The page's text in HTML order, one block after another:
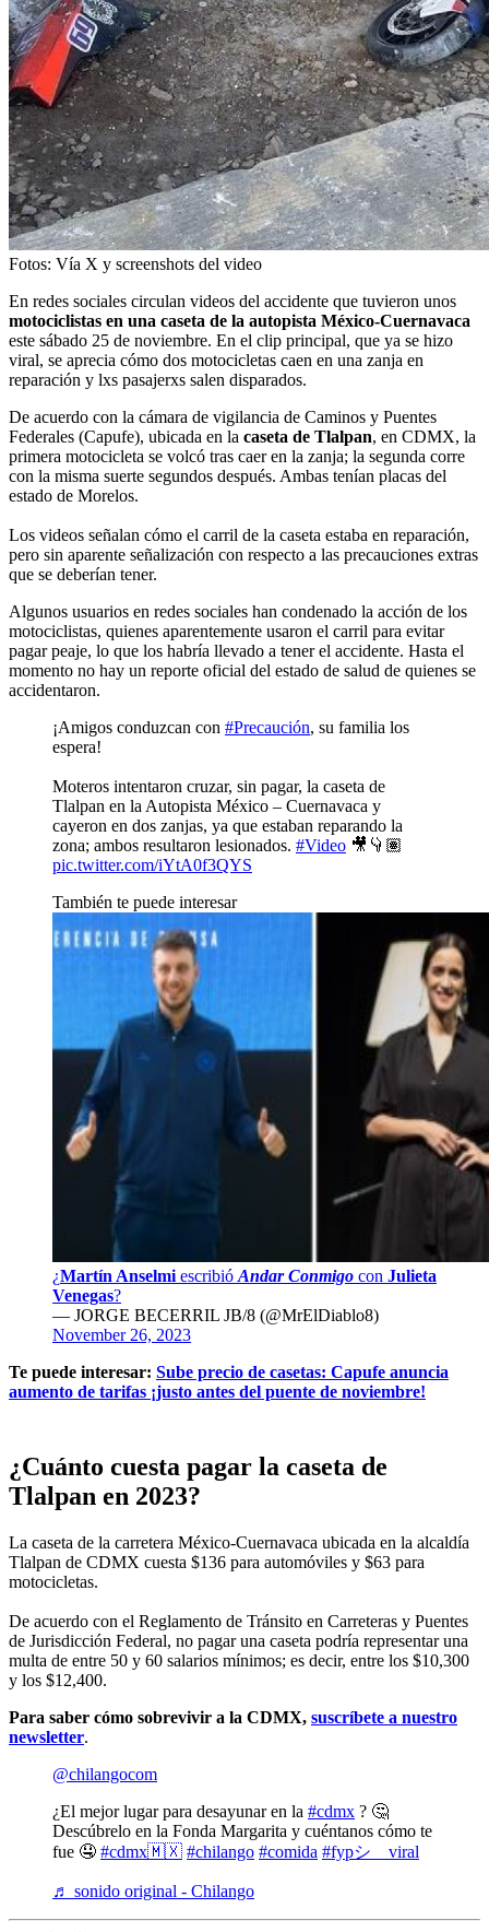
Fotos: Vía X y screenshots del video
En redes sociales circulan videos del accidente que tuvieron unos
motociclistas en una caseta de la autopista México-Cuernavaca
este sábado 25 de noviembre. En el clip principal, que ya se hizo
viral, se aprecia cómo dos motocicletas caen en una zanja en
reparación y lxs pasajerxs salen disparados.
De acuerdo con la cámara de vigilancia de Caminos y Puentes
Federales (Capufe), ubicada en la caseta de Tlalpan, en CDMX, la
primera motocicleta se volcó tras caer en la zanja; la segunda corre
con la misma suerte segundos después. Ambas tenían placas del
estado de Morelos.
Los videos señalan cómo el carril de la caseta estaba en reparación,
pero sin aparente señalización con respecto a las precauciones extras
que se deberían tener.
Algunos usuarios en redes sociales han condenado la acción de los
motociclistas, quienes aparentemente usaron el carril para evitar
pagar peaje, lo que los habría llevado a tener el accidente. Hasta el
momento no hay un reporte oficial del estado de salud de quienes se
accidentaron.
¡Amigos conduzcan con #Precaución, su familia los
espera!
Moteros intentaron cruzar, sin pagar, la caseta de
Tlalpan en la Autopista México – Cuernavaca y
cayeron en dos zanjas, ya que estaban reparando la
zona; ambos resultaron lesionados. #Video 🎥👇🏽
pic.twitter.com/iYtA0f3QYS
También te puede interesar
¿Martín Anselmi escribió Andar Conmigo con Julieta
Venegas?
— JORGE BECERRIL JB/8 (@MrElDiablo8)
November 26, 2023
Te puede interesar: Sube precio de casetas: Capufe anuncia
aumento de tarifas ¡justo antes del puente de noviembre!
¿Cuánto cuesta pagar la caseta de
Tlalpan en 2023?
La caseta de la carretera México-Cuernavaca ubicada en la alcaldía
Tlalpan de CDMX cuesta $136 para automóviles y $63 para
motocicletas.
De acuerdo con el Reglamento de Tránsito en Carreteras y Puentes
de Jurisdicción Federal, no pagar una caseta podría representar una
multa de entre 50 y 60 salarios mínimos; es decir, entre los $10,300
y los $12,400.
Para saber cómo sobrevivir a la CDMX, suscríbete a nuestro
newsletter.
@chilangocom
¿El mejor lugar para desayunar en la #cdmx ? 🤔
Descúbrelo en la Fonda Margarita y cuéntanos cómo te
fue 🤤 #cdmx🇲🇽 #chilango #comida #fypシ゚viral
♬ sonido original - Chilango